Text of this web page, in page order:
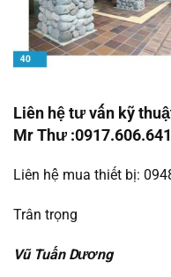
Liên hệ tư vấn kỹ
Mr Thư :0917.606.641
Liên hệ mua thiết bị:
Trân trọng
Vũ Tuấn Dương